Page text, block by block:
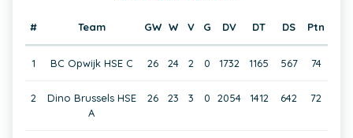
# Team GW W V G DV DT DS Ptn
1 BC Opwijk HSE C 26 24 2 0 1732 1165 567 74
2
Dino Brussels HSE
A
26 23 3 0 2054 1412 642 72